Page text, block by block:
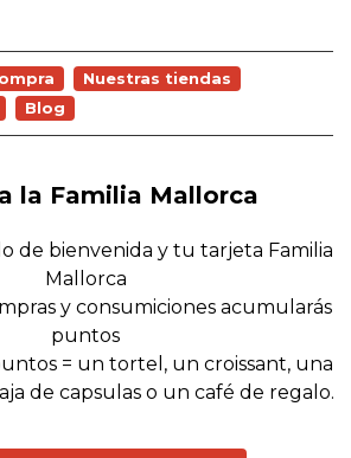
Nuestras tiendas
Blog
la Familia Mallorca
de bienvenida y tu tarjeta Familia
Mallorca
y consumiciones acumularás
puntos
= un tortel, un croissant, una
de capsulas o un café de regalo.